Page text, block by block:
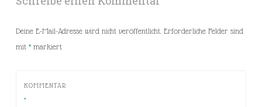
Deine E-Mail-Adresse wird nicht veröffentlicht. Erforderliche Felder sind
mit *markiert
KOMMENTAR
*